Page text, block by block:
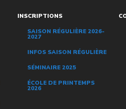
INSCRIPTIONS
SAISON RÉGULIÈRE 2026-
2027
INFOS SAISON RÉGULIÈRE
SÉMINAIRE 2025
ÉCOLE DE PRINTEMPS
2026